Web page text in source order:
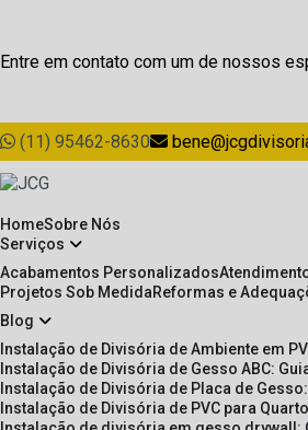
Entre em contato com um de nossos
(11) 95462-8630
Home Sobre Nós
Serviços
Acabamentos Personalizados
Projetos Sob Medida
Reformas e
Blog
Instalação de Divisória de Ambiente em
Instalação de Divisória de Gesso ABC:
Instalação de Divisória de Placa de
Instalação de Divisória de PVC para